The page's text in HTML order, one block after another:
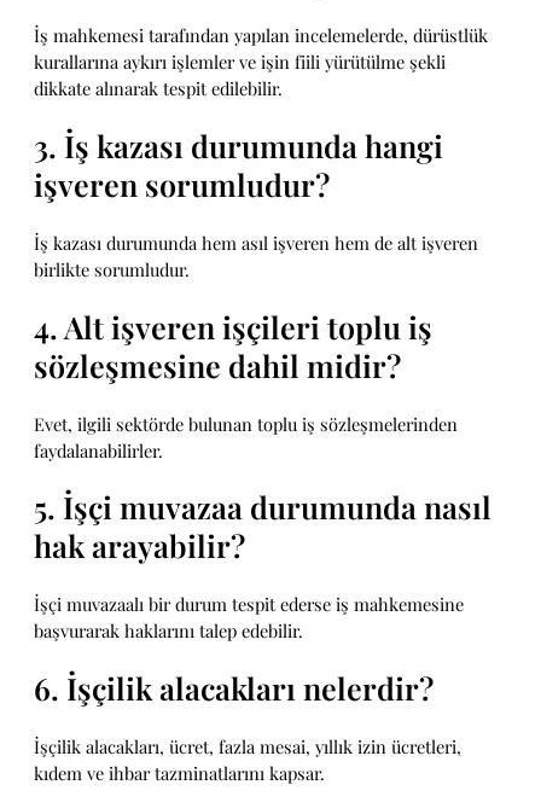
İş mahkemesi tarafından yapılan incelemelerde, dürüstlük
kurallarına aykırı işlemler ve işin fiili yürütülme şekli
dikkate alınarak tespit edilebilir.
3. İş kazası durumunda hangi
işveren sorumludur?
İş kazası durumunda hem asıl işveren hem de alt işveren
birlikte sorumludur.
4. Alt işveren işçileri toplu iş
sözleşmesine dahil midir?
Evet, ilgili sektörde bulunan toplu iş sözleşmelerinden
faydalanabilirler.
5. İşçi muvazaa durumunda nasıl
hak arayabilir?
İşçi muvazaalı bir durum tespit ederse iş mahkemesine
başvurarak haklarını talep edebilir.
6. İşçilik alacakları nelerdir?
İşçilik alacakları, ücret, fazla mesai, yıllık izin ücretleri,
kıdem ve ihbar tazminatlarını kapsar.